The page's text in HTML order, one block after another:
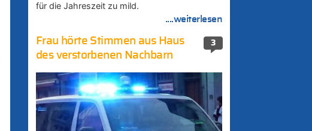
für die Jahreszeit zu mild.
....weiterlesen
3
Frau hörte Stimmen aus Haus
des verstorbenen Nachbarn